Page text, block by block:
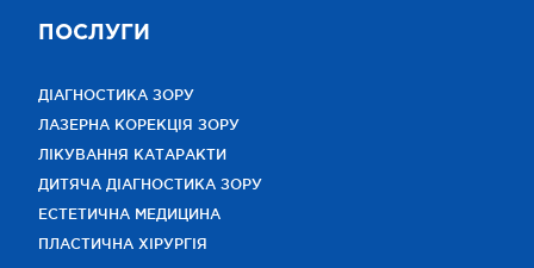
ПОСЛУГИ
ДІАГНОСТИКА ЗОРУ
ЛАЗЕРНА КОРЕКЦІЯ ЗОРУ
ЛІКУВАННЯ КАТАРАКТИ
ДИТЯЧА ДІАГНОСТИКА ЗОРУ
ЕСТЕТИЧНА МЕДИЦИНА
ПЛАСТИЧНА ХІРУРГІЯ